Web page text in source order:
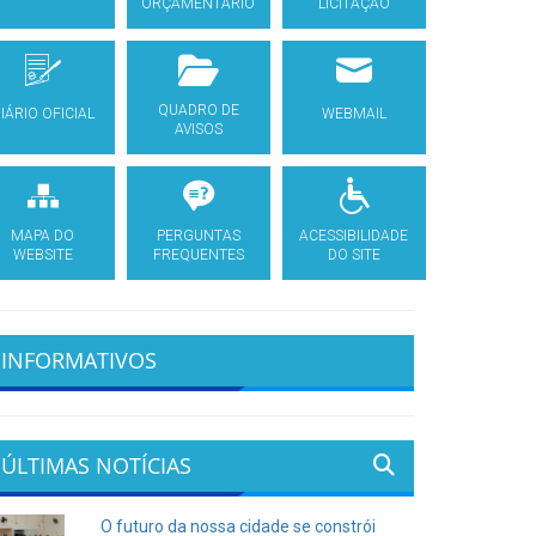
ORÇAMENTÁRIO LICITAÇÃO
OFICIAL
QUADRO DE
AVISOS
WEBMAIL
MAPA DO
WEBSITE
PERGUNTAS
FREQUENTES
ACESSIBILIDADE
DO SITE
INFORMATIVOS
ÚLTIMAS NOTÍCIAS
O futuro da nossa cidade se constrói